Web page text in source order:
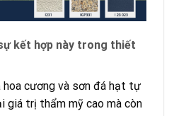
kết hợp này trong thiết
cương và sơn đá hạt tự
giá trị thẩm mỹ cao mà còn